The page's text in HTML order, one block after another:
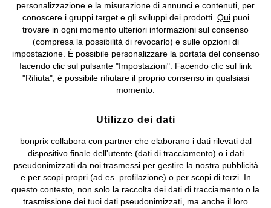
©2026 bonprix.Tutti i diritti riservati.
bonprix S.r.l. con socio unico, sede legale: via Adua 33 - 13855
Valdengo (BI) C.F. 01510910027 - P.I. 01939830020, Reg. Imprese di
Biella n. 01510910027, R.E.A. BI - 171345, N. Reg. Pile:
IT09060P00000858, N. Reg. AEE: IT08020000002105 Capitale
Sociale: euro 1.000.000 i.v, Società soggetta all'attività di direzione
e coordinamento di bonprix Beteiligungs -Verwaltungsgesellschaft
mbH.
personalizzazione e la misurazione di annunci e contenuti, per
conoscere i gruppi target e gli sviluppi dei prodotti. Quipuoi
trovare in ogni momento ulteriori informazioni sul consenso
(compresa la possibilità di revocarlo) e sulle opzioni di
impostazione. È possibile personalizzare la portata del consenso
facendo clic sul pulsante "Impostazioni". Facendo clic sul link
"Rifiuta", è possibile rifiutare il proprio consenso in qualsiasi
momento.
Utilizzo dei dati
bonprix collabora con partner che elaborano i dati rilevati dal
dispositivo finale dell'utente (dati di tracciamento) o i dati
pseudonimizzati da noi trasmessi per gestire la nostra pubblicità
e per scopi propri (ad es. profilazione) o per scopi di terzi. In
questo contesto, non solo la raccolta dei dati di tracciamento o la
trasmissione dei tuoi dati pseudonimizzati, ma anche il loro